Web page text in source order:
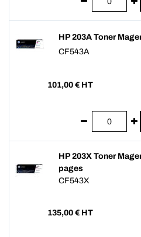
HP 203A Toner
CF543A
101,00 € HT
HP 203X Toner
pages
CF543X
135,00 € HT